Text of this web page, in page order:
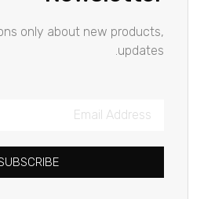
only about new products,
updates.